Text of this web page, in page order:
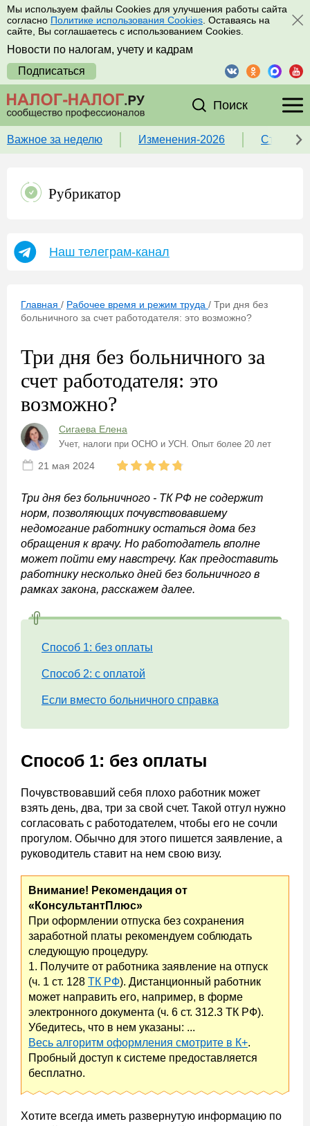
Мы используем файлы Cookies для улучшения работы сайта
согласно Политике использования Cookies . Оставаясь на
сайте, Вы соглашаетесь с использованием Cookies.
Новости по налогам, учету и кадрам
Подписаться
Поиск
Важное за неделю Изменения-2026 Ставка
Рубрикатор
Наш телеграм-канал
Главная / Рабочее время и режим труда / Три дня без
больничного за счет работодателя: это возможно?
Три дня без больничного за
счет работодателя: это
возможно?
Сигаева Елена
Учет, налоги при ОСНО и УСН. Опыт более 20 лет
21 мая 2024
Три дня без больничного - ТК РФ не содержит
норм, позволяющих почувствовавшему
недомогание работнику остаться дома без
обращения к врачу. Но работодатель вполне
может пойти ему навстречу. Как предоставить
работнику несколько дней без больничного в
рамках закона, расскажем далее.
Способ 1: без оплаты
Способ 2: с оплатой
Если вместо больничного справка
Способ 1: без оплаты
Почувствовавший себя плохо работник может
взять день, два, три за свой счет. Такой отгул нужно
согласовать с работодателем, чтобы его не сочли
прогулом. Обычно для этого пишется заявление, а
руководитель ставит на нем свою визу.
Внимание! Рекомендация от
«КонсультантПлюс»
При оформлении отпуска без сохранения
заработной платы рекомендуем соблюдать
следующую процедуру.
1. Получите от работника заявление на отпуск
(ч. 1 ст. 128 ТК РФ). Дистанционный работник
может направить его, например, в форме
электронного документа (ч. 6 ст. 312.3 ТК РФ).
Убедитесь, что в нем указаны: ...
Весь алгоритм оформления смотрите в К+.
Пробный доступ к системе предоставляется
бесплатно.
Хотите всегда иметь развернутую информацию по